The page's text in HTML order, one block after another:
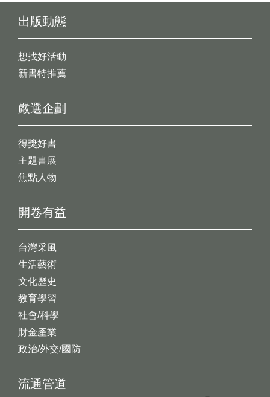
出版動態
想找好活動
新書特推薦
開卷有益
台灣采風
生活藝術
文化歷史
教育學習
社會/科學
財金產業
政治/外交/國防
嚴選企劃
得獎好書
主題書展
焦點人物
流通管道